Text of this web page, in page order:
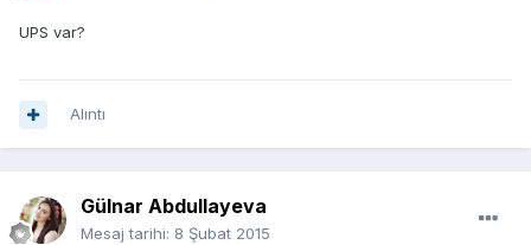
UPS var?
Alıntı
Gülnar Abdullayeva
Mesaj tarihi: 8 Şubat 2015